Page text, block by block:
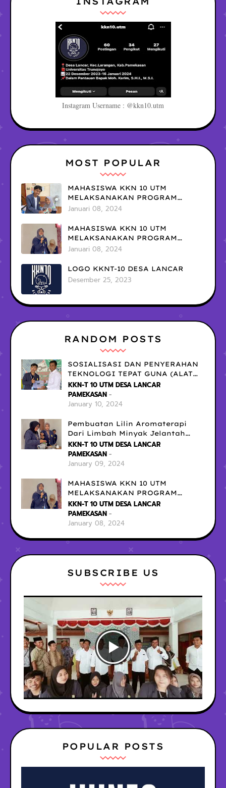
Instagram Username : @kkn10.utm
MOST POPULAR
MAHASISWA KKN 10 UTM
MELAKSANAKAN PROGRAM
KERJA MENGAJAR DI SDN
Januari 08, 2024
MAHASISWA KKN 10 UTM
MELAKSANAKAN PROGRAM
KERJA PENCATATAN KEUANGAN
Januari 08, 2024
LOGO KKNT-10 DESA LANCAR
Desember 25, 2023
RANDOM POSTS
SOSIALISASI DAN PENYERAHAN
TEKNOLOGI TEPAT GUNA (ALAT
PENYIRAMAN TANAMAN
BERBASIS IOT) PADA PERANGKAT
DESA LANCAR
KKN-T 10 UTM DESA LANCAR
PAMEKASAN
January 10, 2024
Pembuatan Lilin Aromaterapi
Dari Limbah Minyak Jelantah
Rumahan - KKNT 10 Universitas
Trunojoyo Madura
KKN-T 10 UTM DESA LANCAR
PAMEKASAN
January 09, 2024
MAHASISWA KKN 10 UTM
MELAKSANAKAN PROGRAM
KERJA PENCATATAN KEUANGAN
UMKM
KKN-T 10 UTM DESA LANCAR
PAMEKASAN
January 08, 2024
SUBSCRIBE US
POPULAR POSTS